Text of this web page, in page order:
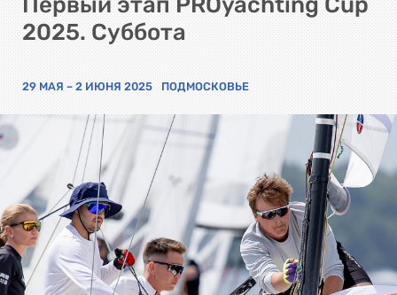
2025. Суббота
29 МАЯ – 2 ИЮНЯ 2025 ПОДМОСКОВЬЕ